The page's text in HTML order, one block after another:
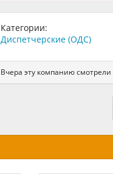
Категории:
Диспетчерские (ОДС)
Вчера эту компанию смотрели